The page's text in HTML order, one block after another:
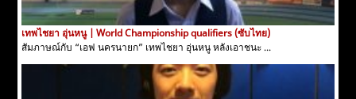
เทพไชยา อุ่นหนู | World Championship qualifiers (ซับไทย)
สัมภาษณ์กับ “เอฟ นครนายก” เทพไชยา อุ่นหนู หลังเอาชนะ ...